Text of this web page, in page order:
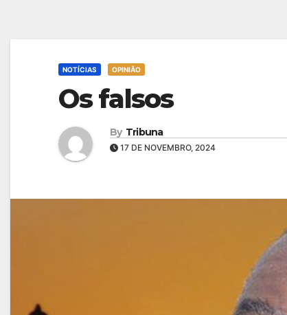
NOTÍCIAS OPINIÃO
Os falsos
By Tribuna
17 DE NOVEMBRO, 2024